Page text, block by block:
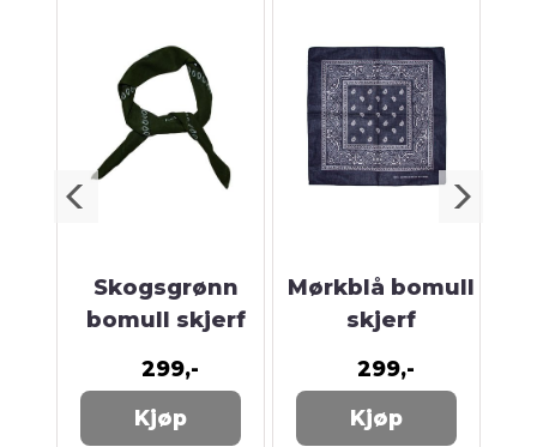
Skogsgrønn
bomull skjerf
299,-
Kjøp
Mørkblå bomull
skjerf
299,-
Kjøp